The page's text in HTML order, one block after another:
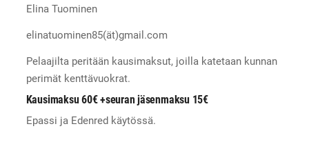
Elina Tuominen
elinatuominen85(ät)gmail.com
Pelaajilta peritään kausimaksut, joilla katetaan kunnan
perimät kenttävuokrat.
Kausimaksu 60€ +seuran jäsenmaksu 15€
Epassi ja Edenred käytössä.